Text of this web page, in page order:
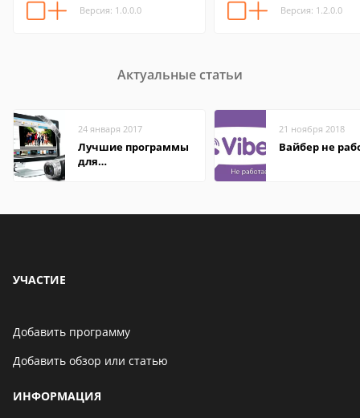
Версия: 1.0.0.0 Версия: 1.2.0.0
Актуальные статьи
24 января 2017
Лучшие программы
для
21 ноября 2018
Вайбер не
УЧАСТИЕ
Добавить программу
Добавить обзор или статью
ИНФОРМАЦИЯ